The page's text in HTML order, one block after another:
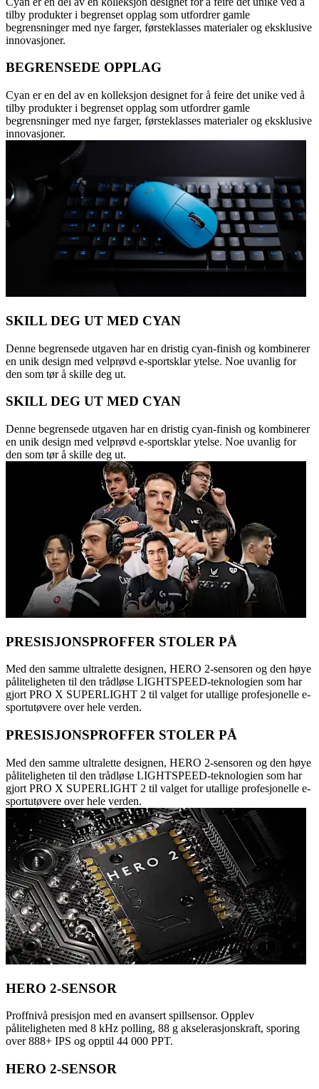
tilby produkter i begrenset opplag som utfordrer gamle
begrensninger med nye farger, førsteklasses materialer og eksklusive
innovasjoner.
BEGRENSEDE OPPLAG
Cyan er en del av en kolleksjon designet for å feire det unike ved å
tilby produkter i begrenset opplag som utfordrer gamle
begrensninger med nye farger, førsteklasses materialer og eksklusive
innovasjoner.
SKILL DEG UT MED CYAN
Denne begrensede utgaven har en dristig cyan-finish og kombinerer
en unik design med velprøvd e-sportsklar ytelse. Noe uvanlig for
den som tør å skille deg ut.
SKILL DEG UT MED CYAN
Denne begrensede utgaven har en dristig cyan-finish og kombinerer
en unik design med velprøvd e-sportsklar ytelse. Noe uvanlig for
den som tør å skille deg ut.
PRESISJONSPROFFER STOLER PÅ
Med den samme ultralette designen, HERO 2-sensoren og den høye
påliteligheten til den trådløse LIGHTSPEED-teknologien som har
gjort PRO X SUPERLIGHT 2 til valget for utallige profesjonelle e-
sportutøvere over hele verden.
PRESISJONSPROFFER STOLER PÅ
Med den samme ultralette designen, HERO 2-sensoren og den høye
påliteligheten til den trådløse LIGHTSPEED-teknologien som har
gjort PRO X SUPERLIGHT 2 til valget for utallige profesjonelle e-
sportutøvere over hele verden.
HERO 2-SENSOR
Proffnivå presisjon med en avansert spillsensor. Opplev
påliteligheten med 8 kHz polling, 88 g akselerasjonskraft, sporing
over 888+ IPS og opptil 44 000 PPT.
HERO 2-SENSOR